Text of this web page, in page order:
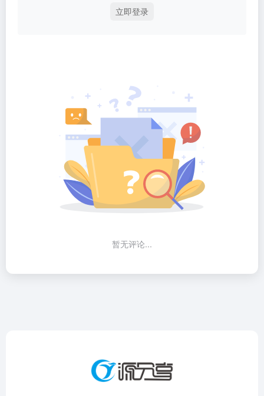
立即登录
暂无评论...